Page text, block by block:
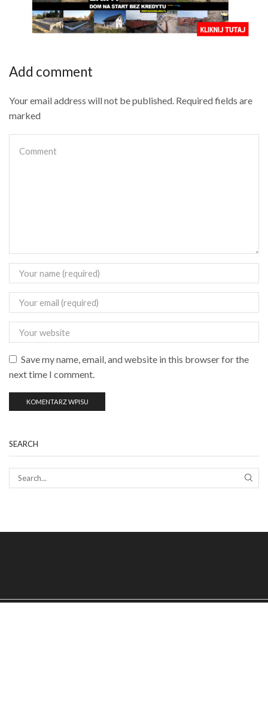
Add comment
Your email address will not be published. Required fields are
marked
Save my name, email, and website in this browser for the
next time I comment.
SEARCH